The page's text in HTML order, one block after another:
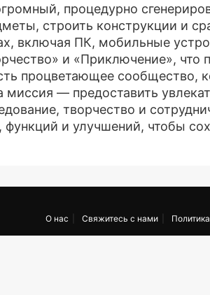
процедурно
строить конструкции и
включая ПК, мобильные
и «Приключение», что
процветающее сообщество,
— предоставить
творчество и
и улучшений, чтобы
О нас Свяжитесь с нами